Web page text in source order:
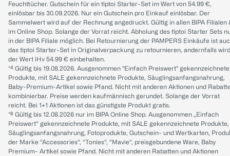
Feuchttücher. Gutschein für ein tiptoi Starter-Set im Wert von 54.99 €,
einlösbar bis 30.09.2026. Nur ein Gutschein pro Einkauf einlösbar. Der
Sammelwert wird auf der Rechnung angedruckt. Gültig in allen BIPA Filialen
im Online Shop. Solange der Vorrat reicht. Abholung des tiptoi Starter Sets
in der BIPA Filiale möglich. Bei Retournierung der PAMPERS Einkäufe ist
das tiptoi Starter-Set in Originalverpackung zu retournieren, andernfalls wird
der Wert iHv 54.99 € einbehalten.
*⁴ Gültig bis 19.08.2026. Ausgenommen "Einfach Preiswert" gekennzeichnete
Produkte, mit SALE gekennzeichnete Produkte, Säuglingsanfangsnahrung,
Baby-Premium-Artikel sowie Pfand. Nicht mit anderen Aktionen und
kombinierbar. Preise werden kaufmännisch gerundet. Solange der Vorrat
reicht. Bei 1+1 Aktionen ist das günstigste Produkt gratis.
*⁸ Gültig bis 12.08.2026 nur im BIPA Online Shop. Ausgenommen „Einfach
Preiswert“ gekennzeichnete Produkte, mit SALE gekennzeichnete Produkte,
Säuglingsanfangsnahrung, Fotoprodukte, Gutschein- und Wertkarten,
der Marke “Accessories“, “Tonies“, “Mavie“, preisgebundene Ware, Baby
Premium- Artikel sowie Pfand. Nicht mit anderen Rabatten und Aktionen